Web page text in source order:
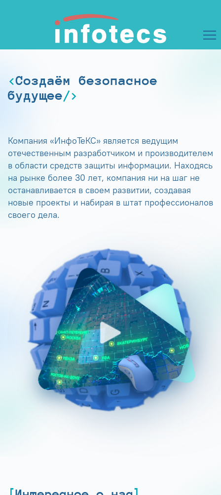
Создаём безопасное
будущее
Компания «ИнфоТеКС» является ведущим
отечественным разработчиком и производителем
в области средств защиты информации. Находясь
на рынке более 30 лет, компания ни на шаг не
останавливается в своем развитии, создавая
новые проекты и набирая в штат профессионалов
своего дела.